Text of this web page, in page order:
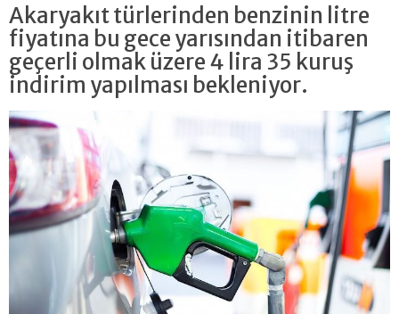
Akaryakıt türlerinden benzinin litre
fiyatına bu gece yarısından itibaren
geçerli olmak üzere 4 lira 35 kuruş
indirim yapılması bekleniyor.